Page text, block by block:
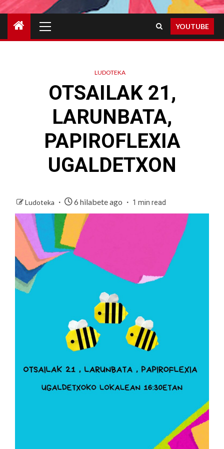
Menu
YOUTUBE
LUDOTEKA
OTSAILAK 21,
LARUNBATA,
PAPIROFLEXIA
UGALDETXON
Ludoteka 6 hilabete ago 1 min read